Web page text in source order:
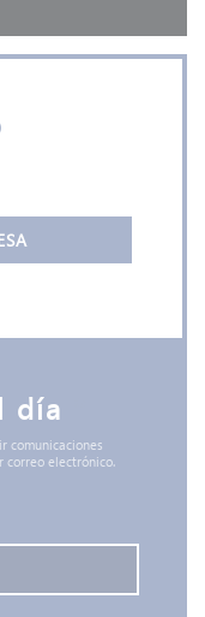
día
comunicaciones
correo electrónico.